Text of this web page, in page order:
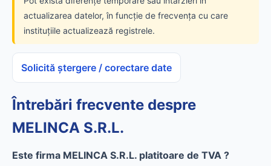
actualizarea datelor, în funcție de frecvența cu care
instituțiile actualizează registrele.
Solicită ștergere / corectare date
Întrebări frecvente despre
MELINCA S.R.L.
Este firma MELINCA S.R.L. platitoare de TVA ?